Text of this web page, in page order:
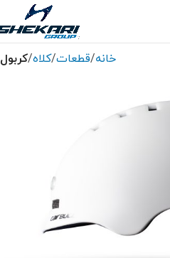
خانه قطعات کلاه کربول